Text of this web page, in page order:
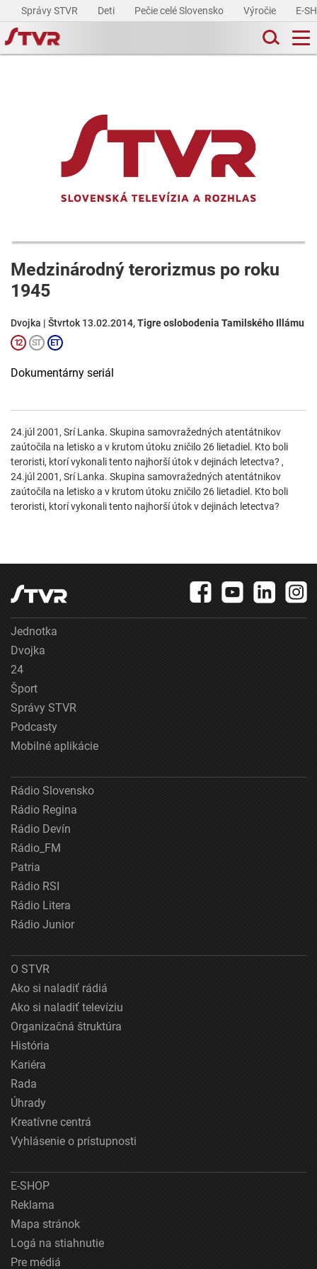
Správy STVR Deti Pečie celé Slovensko Výročie E-
Medzinárodný terorizmus po roku
1945
Dvojka | Štvrtok 13.02.2014,Tigre oslobodenia Tamilského Illámu
Dokumentárny seriál
24.júl 2001, Srí Lanka. Skupina samovražedných atentátnikov
zaútočila na letisko a v krutom útoku zničilo 26 lietadiel. Kto boli
teroristi, ktorí vykonali tento najhorší útok v dejinách letectva? ,
24.júl 2001, Srí Lanka. Skupina samovražedných atentátnikov
zaútočila na letisko a v krutom útoku zničilo 26 lietadiel. Kto boli
teroristi, ktorí vykonali tento najhorší útok v dejinách letectva?
Jednotka
Dvojka
24
Šport
Správy STVR
Podcasty
Mobilné aplikácie
Rádio Slovensko
Rádio Regina
Rádio Devín
Rádio_FM
Patria
Rádio RSI
Rádio Litera
Rádio Junior
O STVR
Ako si naladiť rádiá
Ako si naladiť televíziu
Organizačná štruktúra
História
Kariéra
Rada
Úhrady
Kreatívne centrá
Vyhlásenie o prístupnosti
E-SHOP
Reklama
Mapa stránok
Logá na stiahnutie
Pre médiá